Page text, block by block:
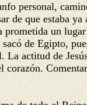
personal,
de que estaba
prometida un
de Egipto,
La actitud de
corazón.